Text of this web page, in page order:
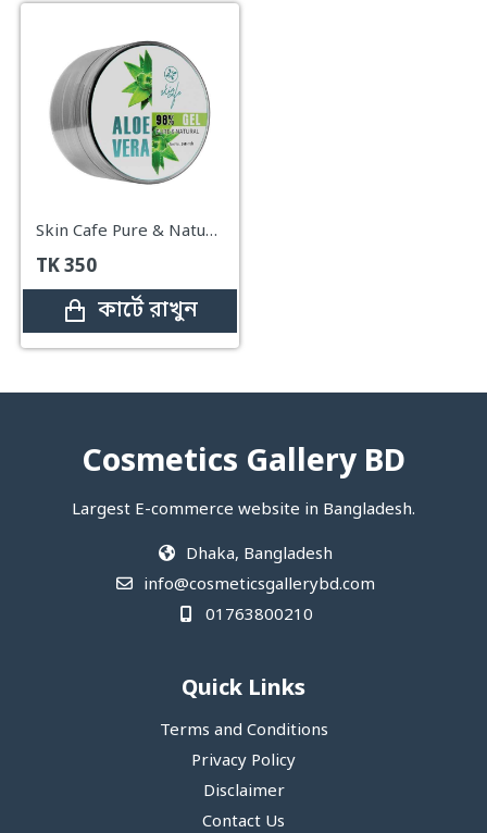
Skin Cafe Pure & Natural Aloe Vera Gel 98% – 240ml
TK350
কার্টে রাখুন
Cosmetics Gallery BD
Largest E-commerce website in Bangladesh.
Dhaka, Bangladesh
info@cosmeticsgallerybd.com
01763800210
Quick Links
Terms and Conditions
Privacy Policy
Disclaimer
Contact Us